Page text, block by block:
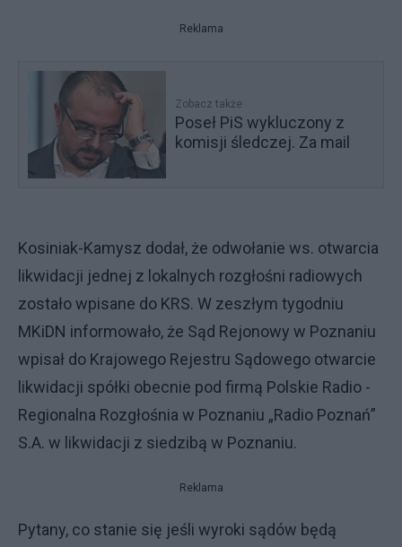
Reklama
Zobacz także
Poseł PiS wykluczony z
komisji śledczej. Za mail
Kosiniak-Kamysz dodał, że odwołanie ws. otwarcia
likwidacji jednej z lokalnych rozgłośni radiowych
zostało wpisane do KRS. W zeszłym tygodniu
MKiDN informowało, że Sąd Rejonowy w Poznaniu
wpisał do Krajowego Rejestru Sądowego otwarcie
likwidacji spółki obecnie pod firmą Polskie Radio -
Regionalna Rozgłośnia w Poznaniu „Radio Poznań”
S.A. w likwidacji z siedzibą w Poznaniu.
Reklama
Pytany, co stanie się jeśli wyroki sądów będą